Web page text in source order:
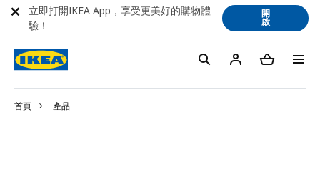
首頁 產品
立即打開IKEA App，享受更美好的購物體
驗！
開
啟